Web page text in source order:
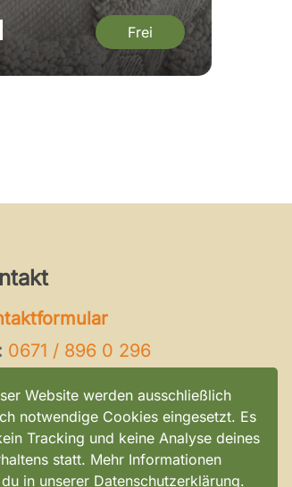
Frei
0671 / 896 0 296
kreuznach.de
Website werden ausschließlich
notwendige Cookies eingesetzt. Es
Tracking und keine Analyse deines
statt. Mehr Informationen
in unserer Datenschutzerklärung.